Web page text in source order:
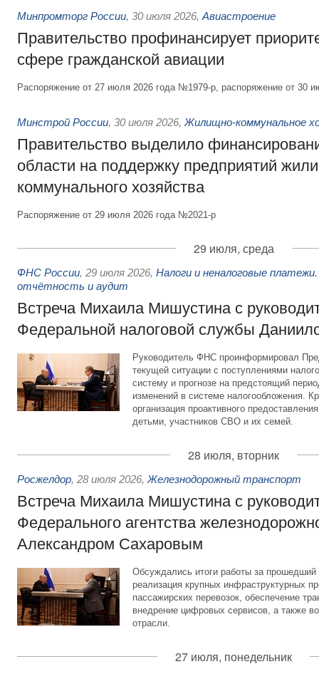
Минпромторг России, 30 июля 2026, Авиастроение
Правительство профинансирует
сфере гражданской авиации
Распоряжение от 27 июля 2026 года №1979-р, распоряжение от 30
Минстрой России, 30 июля 2026, Жилищно-коммунальное
Правительство выделило
области на поддержку предприятий
коммунального хозяйства
Распоряжение от 29 июля 2026 года №2021-р
29 июля, среда
ФНС России, 29 июля 2026, Налоги и неналоговые
отчётность и аудит
Встреча Михаила Мишустина с
Федеральной налоговой службы
Руководитель ФНС проинформировал
текущей ситуации с поступлениями
систему и прогнозе на предстоящий
изменений в системе налогообложения.
организация проактивного
детьми, участников СВО и их семей.
28 июля, вторник
Росжелдор, 28 июля 2026, Железнодорожный транспорт
Встреча Михаила Мишустина с
Федерального агентства
Александром Сахаровым
Обсуждались итоги работы за
реализация крупных инфраструктурных
пассажирских перевозок, обеспечение
внедрение цифровых сервисов, а также
отрасли.
27 июля, понедельник